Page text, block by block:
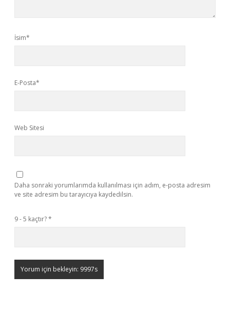
İsim*
E-Posta*
Web Sitesi
Daha sonraki yorumlarımda kullanılması için adım, e-posta adresim
ve site adresim bu tarayıcıya kaydedilsin.
9 - 5 kaçtır?*